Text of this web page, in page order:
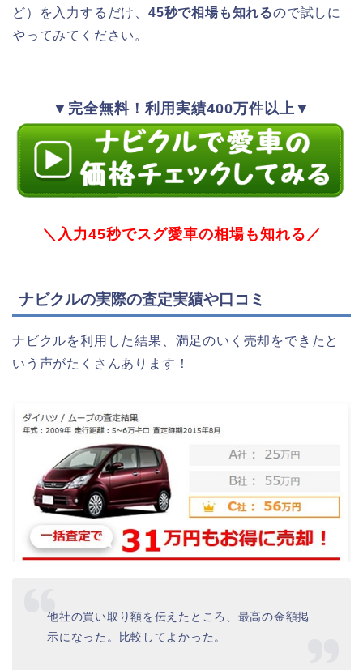
ど）を入力するだけ、 45秒で相場も知れるので試しに
やってみてください。
▼完全無料！利用実績400万件以上▼
＼入力45秒でスグ愛車の相場も知れる／
ナビクルの実際の査定実績や口コミ
ナビクルを利用した結果、満足のいく売却をできたと
いう声がたくさんあります！
他社の買い取り額を伝えたところ、最高の金額掲
示になった。比較してよかった。